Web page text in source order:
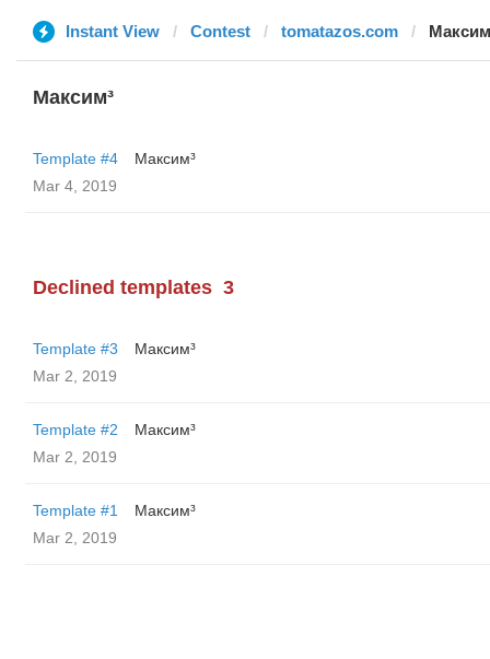
Instant View Contest tomatazos.com
Максим³
Template #4
Максим³
Mar 4, 2019
Declined templates 3
Template #3
Максим³
Mar 2, 2019
Template #2
Максим³
Mar 2, 2019
Template #1
Максим³
Mar 2, 2019